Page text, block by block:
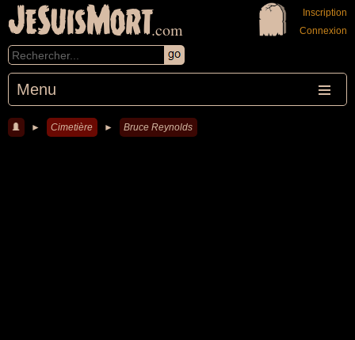
JeSuisMort.com
Menu
Inscription
Connexion
► Cimetière ► Bruce Reynolds